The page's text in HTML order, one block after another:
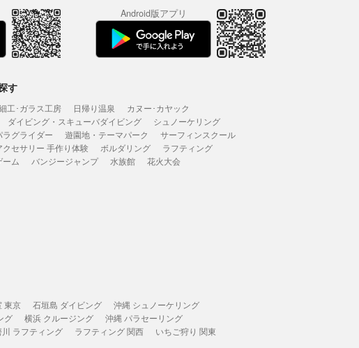
Android版アプリ
す
工･ガラス工房 日帰り温泉
カヌー･カヤック
ダイビング・スキューバダイビング
シュノーケリング
ラグライダー 遊園地・テーマパーク
サーフィンスクール
クセサリー 手作り体験 ボルダリング
ラフティング
ーム バンジージャンプ 水族館 花火大会
東京 石垣島 ダイビング
沖縄 シュノーケリング
グ 横浜 クルージング
沖縄 パラセーリング
ラフティング ラフティング 関西
いちご狩り 関東